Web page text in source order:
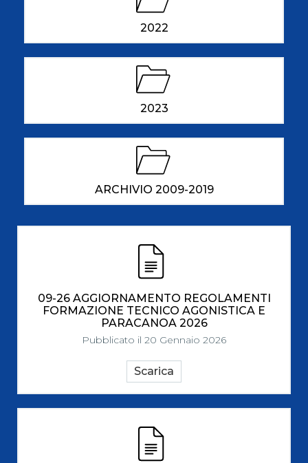
2022
2023
ARCHIVIO 2009-2019
09-26 AGGIORNAMENTO REGOLAMENTI
FORMAZIONE TECNICO AGONISTICA E
PARACANOA 2026
Pubblicato il 20 Gennaio 2026
Scarica